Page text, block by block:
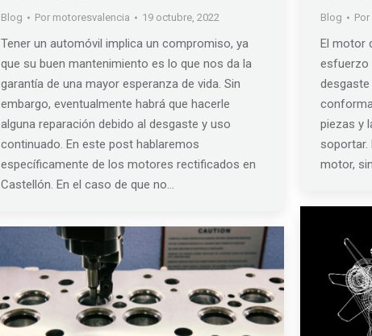
Blog Por motoresvalencia 19 octubre, 2022
Tener un automóvil implica un compromiso, ya
que su buen mantenimiento es lo que nos da la
garantía de una mayor esperanza de vida. Sin
embargo, eventualmente habrá que hacerle
alguna reparación debido al desgaste y uso
continuado. En este post hablaremos
específicamente de los motores rectificados en
Castellón. En el caso de que no…
Blog Por
El motor
esfuerzo
piezas y
soportar.
motor,